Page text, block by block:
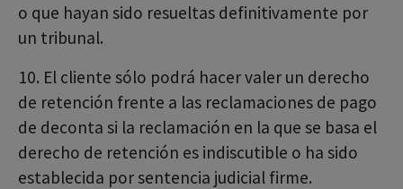
o que hayan sido resueltas definitivamente por
un tribunal.
10. El cliente sólo podrá hacer valer un derecho
de retención frente a las reclamaciones de pago
de deconta si la reclamación en la que se basa el
derecho de retención es indiscutible o ha sido
establecida por sentencia judicial firme.